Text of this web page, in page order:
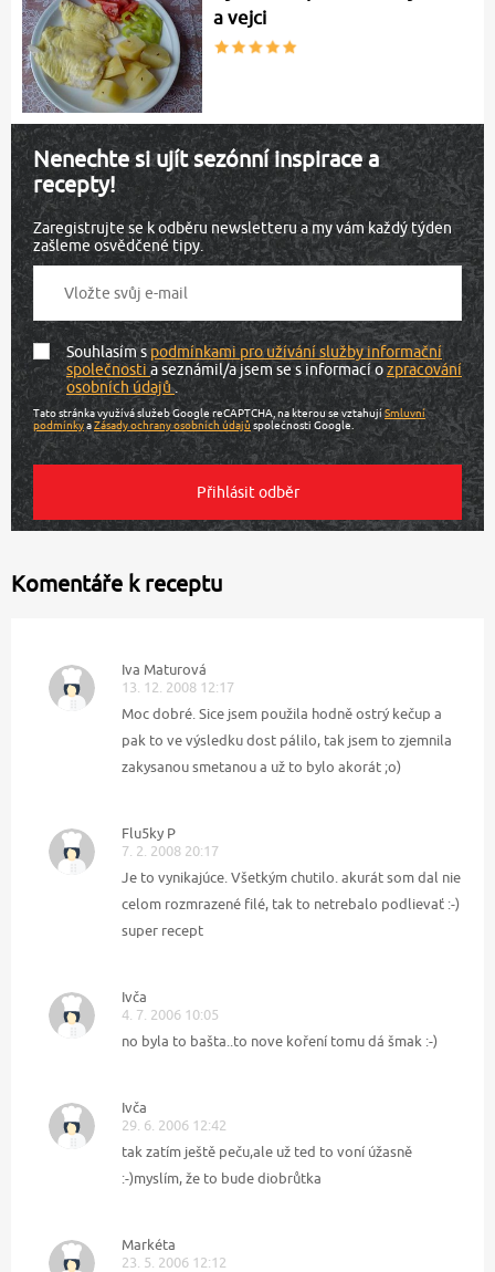
a vejci
Nenechte si ujít sezónní inspirace a
recepty!
Zaregistrujte se k odběru newsletteru a my vám každý týden
zašleme osvědčené tipy.
Souhlasím spodmínkami pro užívání služby informační
společnostia seznámil/a jsem se s informací ozpracování
osobních údajů.
Tato stránka využívá služeb Google reCAPTCHA, na kterou se vztahujíSmluvní
podmínkyaZásady ochrany osobních údajů společnosti Google.
Komentáře k receptu
Iva Maturová
13. 12. 2008 12:17
Moc dobré. Sice jsem použila hodně ostrý kečup a
pak to ve výsledku dost pálilo, tak jsem to zjemnila
zakysanou smetanou a už to bylo akorát ;o)
Flu5ky P
7. 2. 2008 20:17
Je to vynikajúce. Všetkým chutilo. akurát som dal nie
celom rozmrazené filé, tak to netrebalo podlievať :-)
super recept
Ivča
4. 7. 2006 10:05
no byla to bašta..to nove koření tomu dá šmak :-)
Ivča
29. 6. 2006 12:42
tak zatím ještě peču,ale už ted to voní úžasně
:-)myslím, že to bude diobrůtka
Markéta
23. 5. 2006 12:12